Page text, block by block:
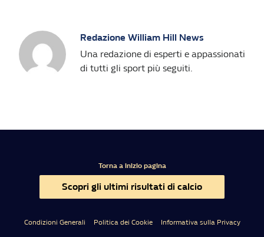
Redazione William Hill News
Una redazione di esperti e appassionati
di tutti gli sport più seguiti.
Torna a inizio pagina
Scopri gli ultimi risultati di calcio
Condizioni Generali Politica dei Cookie Informativa sulla Privacy